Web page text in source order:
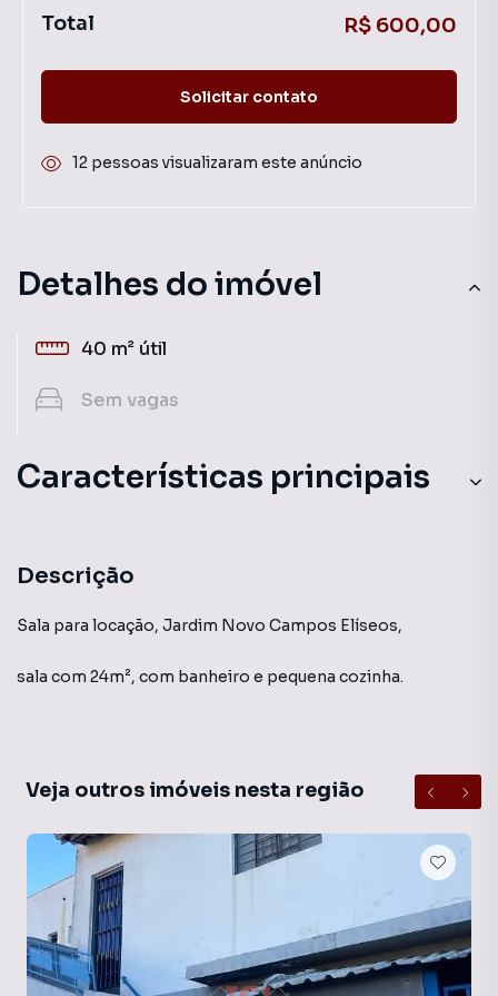
Detalhes do imóvel
40 m² útil
Sem vagas
Características principais
Descrição
Sala para locação, Jardim Novo Campos Elíseos,
sala com 24m², com banheiro e pequena cozinha.
Veja outros imóveis nesta região
Total
R$ 600,00
Solicitar contato
12 pessoas visualizaram este anúncio